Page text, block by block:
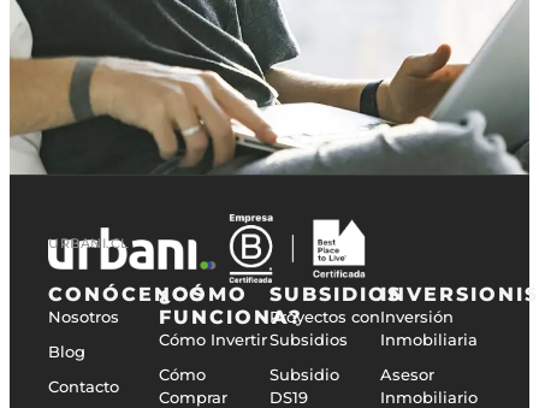
URBANI.CL
CONÓCENOS
Nosotros
Blog
Contacto
¿CÓMO
FUNCIONA?
Cómo Invertir
Cómo
Comprar
SUBSIDIOS
Proyectos con
Subsidios
Subsidio
DS19
Inversión
Inmobiliaria
Asesor
Inmobiliario